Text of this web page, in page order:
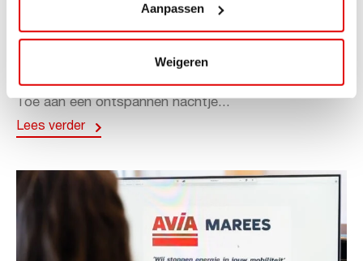
Aanpassen
Weigeren
ViaAVIA Super Deal: 20% korting bij
ViaAVIA Super Deal: €25 korting bij ViaLuxury Hotels
Toe aan een ontspannen nachtje...
Lees verder